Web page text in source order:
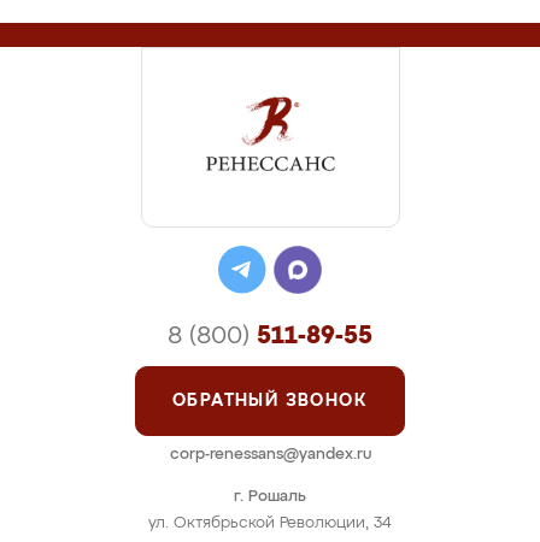
г. Рошаль
ул. Октябрьской Революции, 34
8 (800) 511-89-55
ОБРАТНЫЙ ЗВОНОК
corp-renessans@yandex.ru